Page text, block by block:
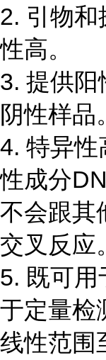
2. 引物和
性高。
3. 提供阳
阴性样品。
4. 特异性
性成分
不会跟其
交叉反应。
5. 既可用
于定量检
线性范围